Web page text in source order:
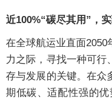
近100%“碳尽其用”，
在全球航运业直面
力之际，寻找一种可行
存与发展的关键。在众
期低碳、适配性强的